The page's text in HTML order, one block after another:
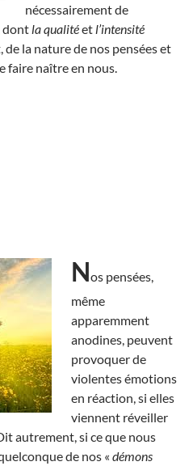
nécessairement de
dont la qualitéet l’intensité
la nature de nos pensées et
faire naître en nous.
Nos pensées,
même
apparemment
anodines, peuvent
provoquer de
violentes émotions
en réaction, si elles
viennent réveiller
autrement, si ce que nous
de nos « démons